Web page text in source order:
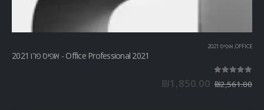
OFFICE
, אופיס 2021
Office Professional 2021 - אופיס פרו 2021
₪2,561.00
₪1,850.00